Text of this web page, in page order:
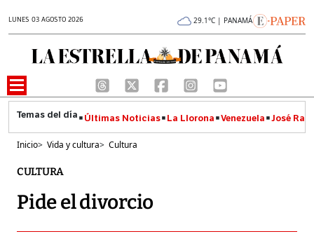
LUNES 03 AGOSTO 2026 29.1°C | PANAMÁ
Últimas Noticias La Llorona Venezuela José
Inicio> Vida y cultura> Cultura
CULTURA
Pide el divorcio